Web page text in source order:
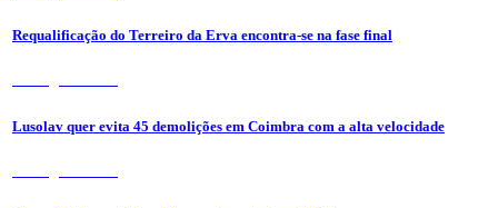
Requalificação do Terreiro da Erva encontra-se na fase final
Lusolav quer evita 45 demolições em Coimbra com a alta velocidade